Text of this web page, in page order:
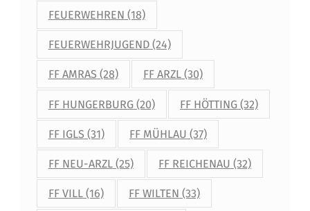
FEUERWEHREN (18)
FEUERWEHRJUGEND(24)
FF AMRAS (28) FF ARZL (30)
FF HUNGERBURG(20) FF HÖTTING (32)
FF IGLS (31) FF MÜHLAU (37)
FF NEU-ARZL(25) FF REICHENAU (32)
FF VILL(16) FF WILTEN (33)